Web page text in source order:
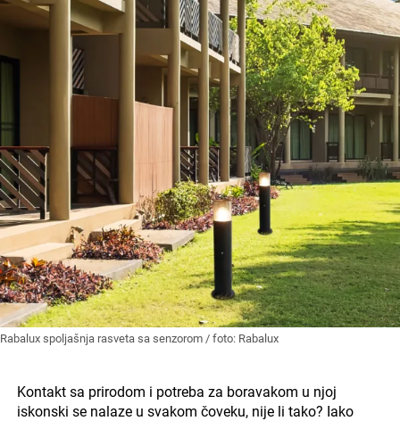
Rabalux spoljašnja rasveta sa senzorom / foto: Rabalux
Kontakt sa prirodom i potreba za boravakom u njoj
iskonski se nalaze u svakom čoveku, nije li tako? Iako